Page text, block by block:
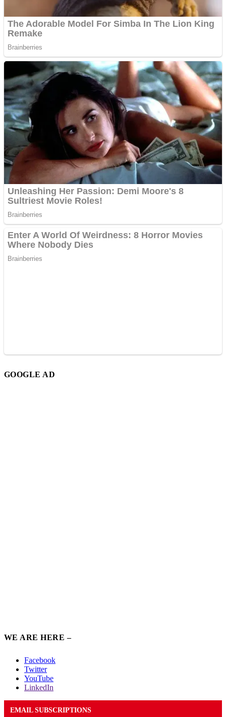
GOOGLE AD
WE ARE HERE –
Facebook
Twitter
YouTube
LinkedIn
EMAIL SUBSCRIPTIONS